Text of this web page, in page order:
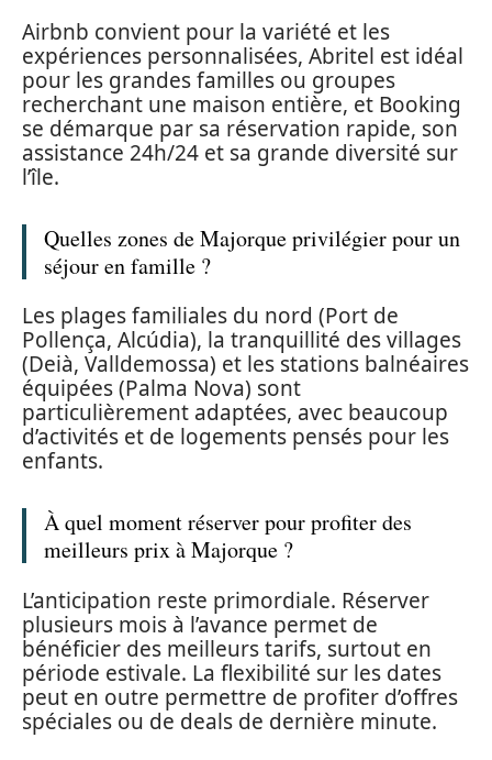
Airbnb convient pour la variété et les
expériences personnalisées, Abritel est idéal
pour les grandes familles ou groupes
recherchant une maison entière, et Booking
se démarque par sa réservation rapide, son
assistance 24h/24 et sa grande diversité sur
l’île.
Quelles zones de Majorque privilégier pour un
séjour en famille ?
Les plages familiales du nord (Port de
Pollença, Alcúdia), la tranquillité des villages
(Deià, Valldemossa) et les stations balnéaires
équipées (Palma Nova) sont
particulièrement adaptées, avec beaucoup
d’activités et de logements pensés pour les
enfants.
À quel moment réserver pour profiter des
meilleurs prix à Majorque ?
L’anticipation reste primordiale. Réserver
plusieurs mois à l’avance permet de
bénéficier des meilleurs tarifs, surtout en
période estivale. La flexibilité sur les dates
peut en outre permettre de profiter d’offres
spéciales ou de deals de dernière minute.